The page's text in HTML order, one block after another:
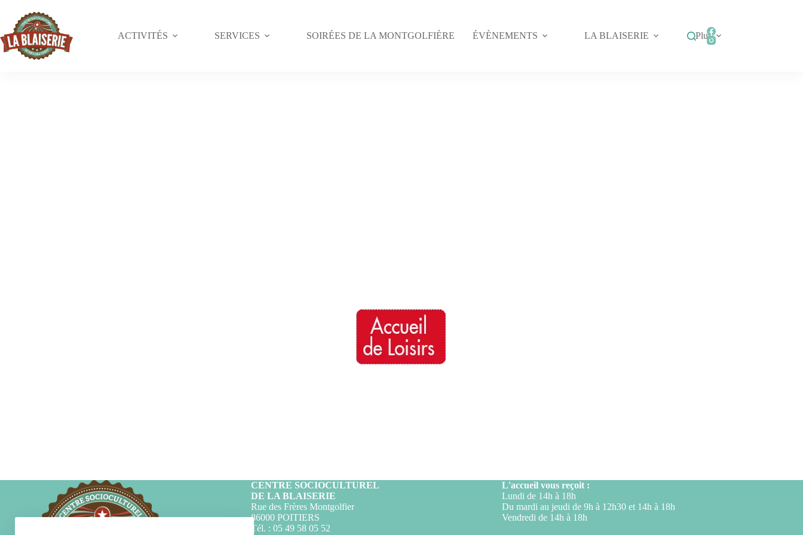
ACTIVITÉS SERVICES SOIRÉES DE LA MONTGOLFIÈRE ÉVÈNEMENTS LA BLAISERIE Plus
CENTRE SOCIOCULTUREL
DE LA BLAISERIE
Rue des Frères Montgolfier
86000 POITIERS
Tél. : 05 49 58 05 52
L'accueil vous reçoit :
Lundi de 14h à 18h
Du mardi au jeudi de 9h à 12h30 et 14h à 18h
Vendredi de 14h à 18h